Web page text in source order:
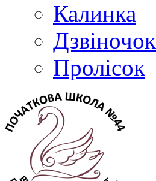
Калинка
Дзвіночок
Пролісок